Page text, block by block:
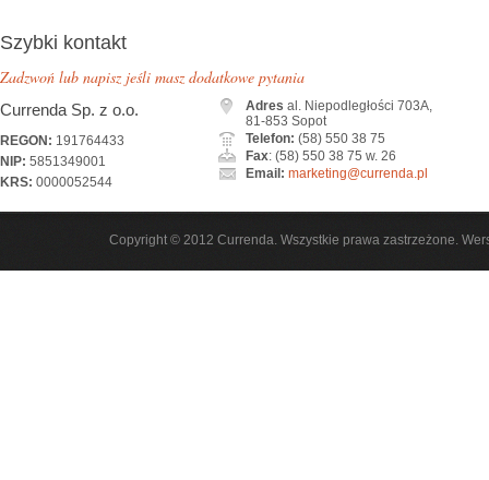
Szybki kontakt
Zadzwoń lub napisz jeśli masz dodatkowe pytania
Currenda Sp. z o.o.
REGON: 191764433
NIP: 5851349001
KRS: 0000052544
Adres al. Niepodległości 703A,
81-853 Sopot
Telefon: (58) 550 38 75
Fax: (58) 550 38 75 w. 26
Email: marketing@currenda.pl
Copyright © 2012 Currenda. Wszystkie prawa zastrzeżone.